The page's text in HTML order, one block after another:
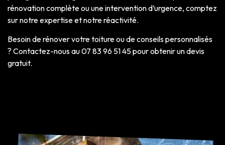
rénovation complète ou une intervention d’urgence, comptez
sur notre expertise et notre réactivité.
Besoin de rénover votre toiture ou de conseils personnalisés
? Contactez-nous au 07 83 96 51 45 pour obtenir un devis
gratuit.